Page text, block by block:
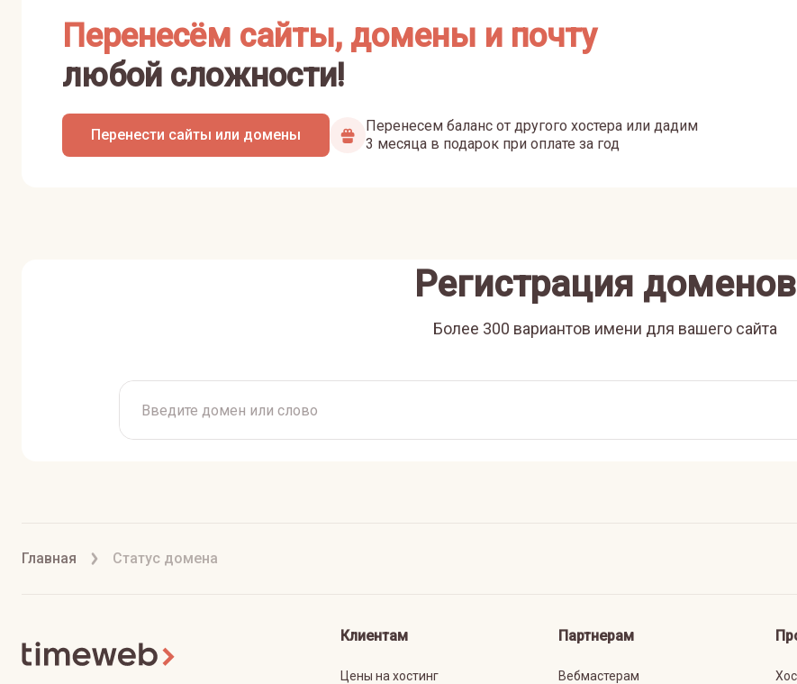
Перенесём сайты, домены и почту
любой сложности!
Перенести сайты или домены
Перенесем баланс от другого хостера или дадим
3 месяца в подарок при оплате за год
Регистрация доменов
Более 300 вариантов имени для вашего сайта
Главная Статус домена
Клиентам
Цены на хостинг
Партнерам
Вебмастерам